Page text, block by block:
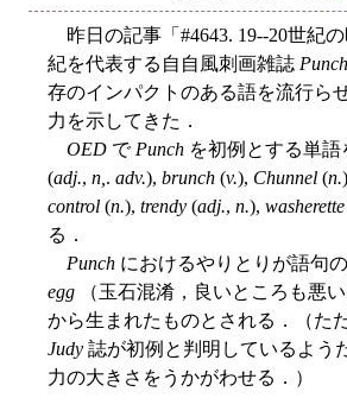
昨日の記事「#4643. 19--20世紀
紀を代表する自自風刺画雑誌 Punch
存のインパクトのある語を流行ら
力を示してきた．
OED で Punch を初例とする単
(adj., n, . adv.), brunch (v.), Chunnel (n.
control (n.), trendy (adj., n.), washerette
る．
Punch におけるやりとりが語句
egg （玉石混淆，良いところも悪
から生まれたものとされる．（た
Judy 誌が初例と判明しているよう
力の大きさをうかがわせる．）